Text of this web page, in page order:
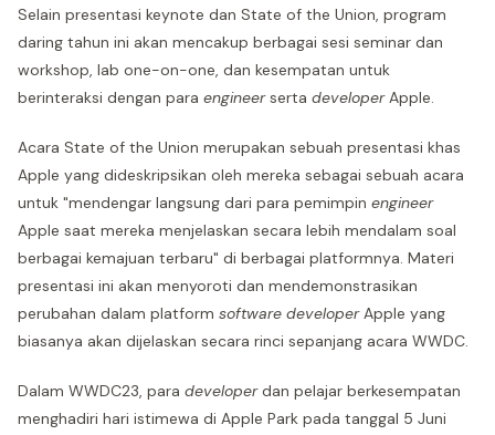
Selain presentasi keynote dan State of the Union, program
daring tahun ini akan mencakup berbagai sesi seminar dan
workshop, lab one-on-one, dan kesempatan untuk
berinteraksi dengan para engineerserta developerApple.
Acara State of the Union merupakan sebuah presentasi khas
Apple yang dideskripsikan oleh mereka sebagai sebuah acara
untuk "mendengar langsung dari para pemimpin engineer
Apple saat mereka menjelaskan secara lebih mendalam soal
berbagai kemajuan terbaru" di berbagai platformnya. Materi
presentasi ini akan menyoroti dan mendemonstrasikan
perubahan dalam platform software developerApple yang
biasanya akan dijelaskan secara rinci sepanjang acara WWDC.
Dalam WWDC23, para developerdan pelajar berkesempatan
menghadiri hari istimewa di Apple Park pada tanggal 5 Juni